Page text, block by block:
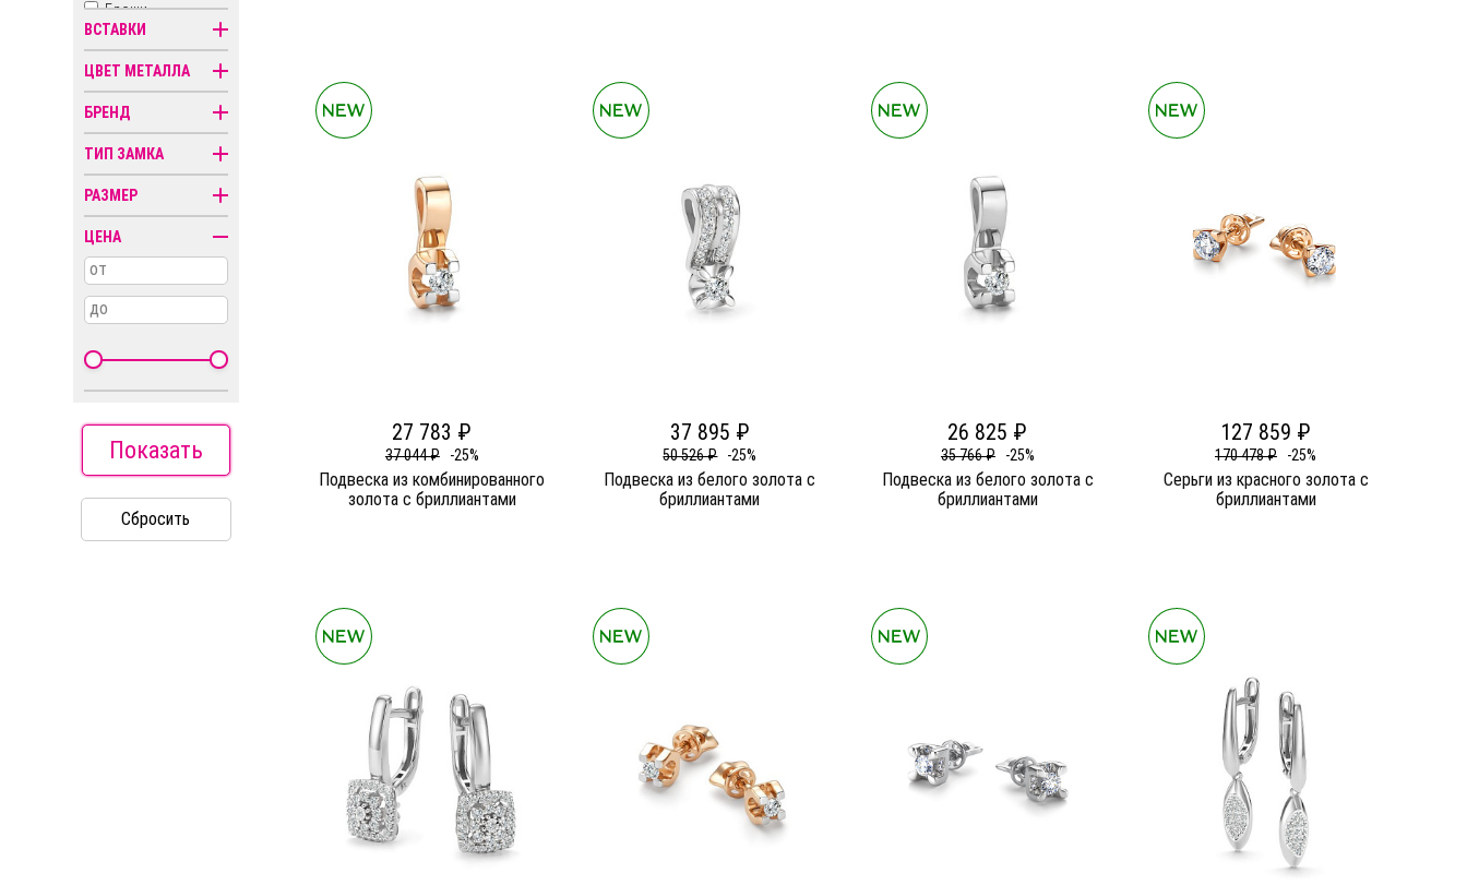
Броши
Бусы
Знаки зодиака
Иконы
Кресты
Пирсинг
Религиозная
символика
ВСТАВКИ
ЦВЕТ МЕТАЛЛА
БРЕНД
ТИП ЗАМКА
РАЗМЕР
ЦЕНА
от
до
Показать
Сбросить
27 783 ₽
37 044 ₽ -25%
Подвеска из комбинированного
золота c бриллиантами
37 895 ₽
50 526 ₽ -25%
Подвеска из белого золота c
бриллиантами
26 825 ₽
35 766 ₽ -25%
Подвеска из белого золота c
бриллиантами
127 859 ₽
170 478 ₽ -25%
Серьги из красного золота c
бриллиантами